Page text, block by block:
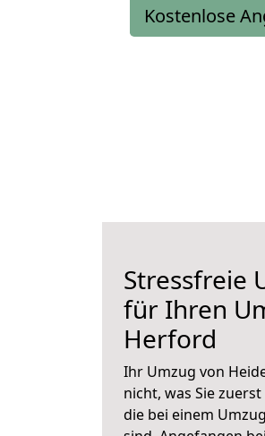
Kostenlose
Stressfreie
für Ihren
Herford
Ihr Umzug von
nicht, was Sie
die bei einem